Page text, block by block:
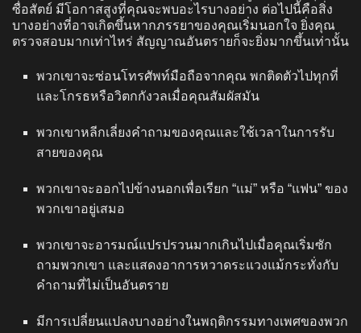
ซื่อสัตย์ มีโอกาสสูงที่คุณจะพบอะไรบางอย่าง ต่อไปนี้คือสิ่ง
บางอย่างที่อาจเกิดขึ้นหากภรรยาของคุณเริ่มนอกใจ ยิ่งคุณ
ตรวจสอบมากเท่าไหร่ สัญญาณอันตรายก็จะยิ่งมากขึ้นเท่านั้น
พวกเขาจะซ่อนโทรศัพท์มือถือจากคุณ พกติดตัวไปทุกที่
และโกรธหรือวิตกกังวลเมื่อคุณสัมผัสมัน
พวกเขาหลีกเลี่ยงคำถามของคุณและใช้เวลาในการรับ
สายของคุณ
พวกเขาจะออกไปข้างนอกเพื่อเรียก “แม่” หรือ “แฟน” ของ
พวกเขาอยู่เสมอ
พวกเขาจะอารมณ์แปรปรวนมากเกินไปเมื่อคุณเริ่มซัก
ถามพวกเขา และแสดงอาการหวาดระแวงแม้กระทั่งกับ
คำถามที่ไม่เป็นอันตราย
มีการเปลี่ยนแปลงบางอย่างในพฤติกรรมทางเพศของพวก